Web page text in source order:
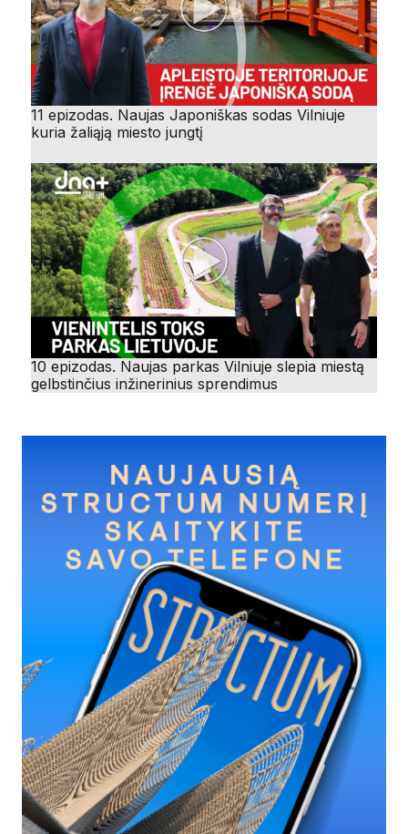
11 epizodas. Naujas Japoniškas sodas Vilniuje
kuria žaliąją miesto jungtį
10 epizodas. Naujas parkas Vilniuje slepia miestą
gelbstinčius inžinerinius sprendimus